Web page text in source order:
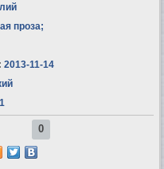
проза;
2013-11-14
0